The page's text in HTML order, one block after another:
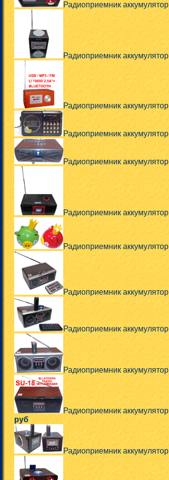
Радиоприемник
Радиоприемник
Радиоприемник
Радиоприемник
Радиоприемник
Радиоприемник
Радиоприемник
Радиоприемник
Радиоприемник
Радиоприемник
Радиоприемник
руб
Радиоприемник